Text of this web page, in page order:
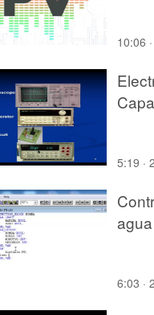
10:06
5:19 ·
agua
6:03 ·